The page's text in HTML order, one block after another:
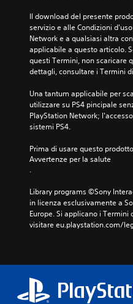
Il download del presente
servizio e alle Condizioni
Network e a qualsiasi altra
applicabile a questo articolo.
questi Termini, non scaricare
dettagli, consultare i Termini
Una tantum applicabile per
utilizzare su PS4 pincipale
PlayStation Network;
sistemi PS4.
Prima di usare questo
Avvertenze per la salute
.
Library programs ©Sony
in licenza esclusivamente a
Europe. Si applicano i
visitare eu.playstation.com/